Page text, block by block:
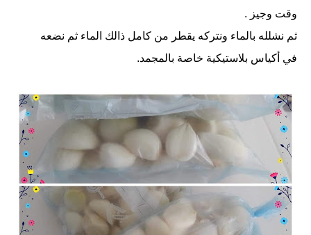
وقت وجيز .
ثم نشلله بالماء ونتركه يقطر من كامل ذالك الماء ثم نضعه
في أكياس بلاستيكية خاصة بالمجمد.